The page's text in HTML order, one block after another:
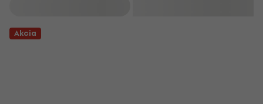
Akcia